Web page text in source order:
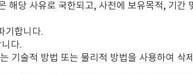
해당 사유로 국한되고, 사전에 보유목적, 기간
기합니다.
다.
기술적 방법 또는 물리적 방법을 사용하여 삭